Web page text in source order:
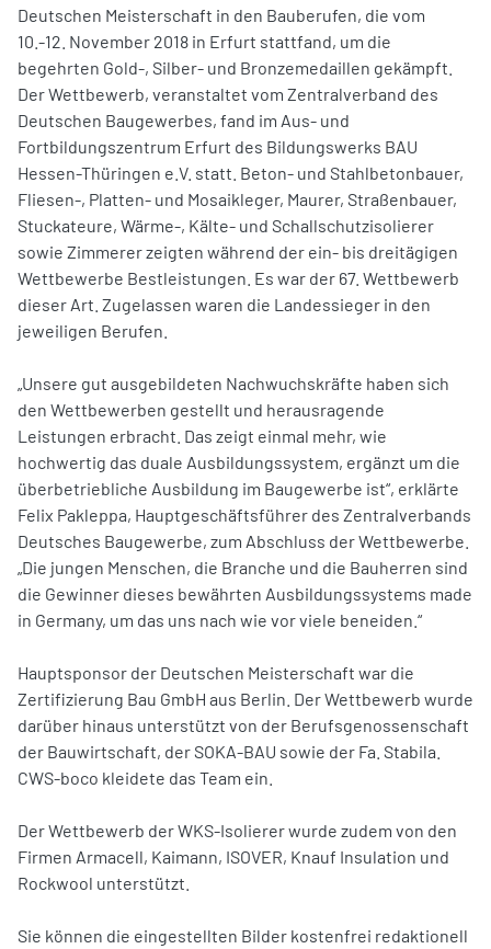
Deutschen Meisterschaft in den Bauberufen, die vom
10.-12. November 2018 in Erfurt stattfand, um die
begehrten Gold-, Silber- und Bronzemedaillen gekämpft.
Der Wettbewerb, veranstaltet vom Zentralverband des
Deutschen Baugewerbes, fand im Aus- und
Fortbildungszentrum Erfurt des Bildungswerks BAU
Hessen-Thüringen e.V. statt. Beton- und Stahlbetonbauer,
Fliesen-, Platten- und Mosaikleger, Maurer, Straßenbauer,
Stuckateure, Wärme-, Kälte- und Schallschutzisolierer
sowie Zimmerer zeigten während der ein- bis dreitägigen
Wettbewerbe Bestleistungen. Es war der 67. Wettbewerb
dieser Art. Zugelassen waren die Landessieger in den
jeweiligen Berufen.
„Unsere gut ausgebildeten Nachwuchskräfte haben sich
den Wettbewerben gestellt und herausragende
Leistungen erbracht. Das zeigt einmal mehr, wie
hochwertig das duale Ausbildungssystem, ergänzt um die
überbetriebliche Ausbildung im Baugewerbe ist“, erklärte
Felix Pakleppa, Hauptgeschäftsführer des Zentralverbands
Deutsches Baugewerbe, zum Abschluss der Wettbewerbe.
„Die jungen Menschen, die Branche und die Bauherren sind
die Gewinner dieses bewährten Ausbildungssystems made
in Germany, um das uns nach wie vor viele beneiden.“
Hauptsponsor der Deutschen Meisterschaft war die
Zertifizierung Bau GmbH aus Berlin. Der Wettbewerb wurde
darüber hinaus unterstützt von der Berufsgenossenschaft
der Bauwirtschaft, der SOKA-BAU sowie der Fa. Stabila.
CWS-boco kleidete das Team ein.
Der Wettbewerb der WKS-Isolierer wurde zudem von den
Firmen Armacell, Kaimann, ISOVER, Knauf Insulation und
Rockwool unterstützt.
Sie können die eingestellten Bilder kostenfrei redaktionell